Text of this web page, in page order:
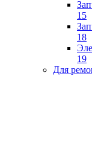
15
18
19
Для